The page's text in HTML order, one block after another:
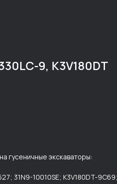
9, K3V180DT
гусеничные экскаваторы:
31N9-10010SE; K3V180DT-